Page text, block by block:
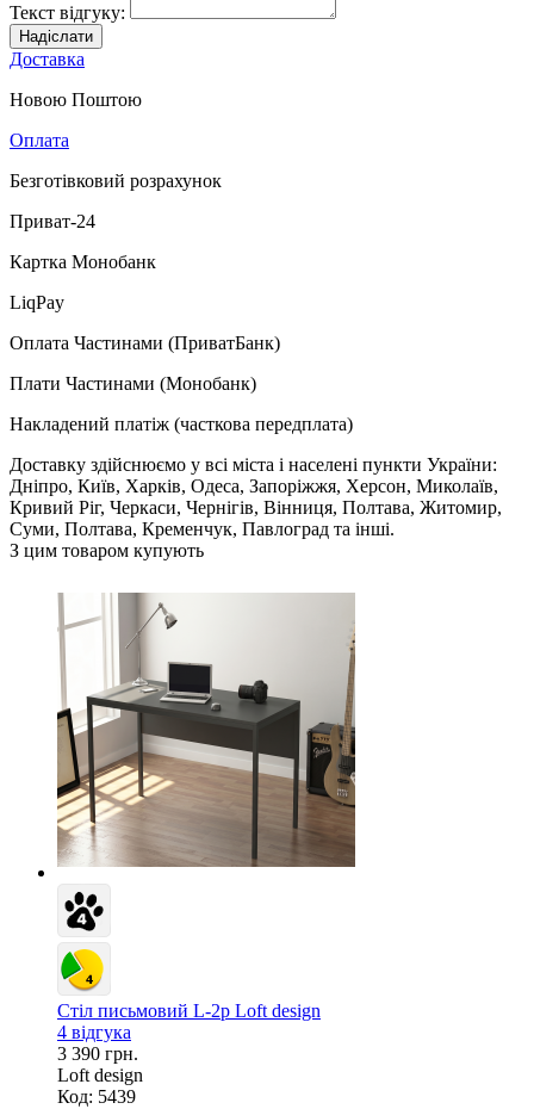
Текст відгуку:
Надіслати
Доставка
Новою Поштою
Оплата
Безготівковий розрахунок
Приват-24
Картка Монобанк
LiqPay
Оплата Частинами (ПриватБанк)
Плати Частинами (Монобанк)
Накладений платіж (часткова передплата)
Доставку здійснюємо у всі міста і населені пункти України:
Дніпро, Київ, Харків, Одеса, Запоріжжя, Херсон, Миколаїв,
Кривий Ріг, Черкаси, Чернігів, Вінниця, Полтава, Житомир,
Суми, Полтава, Кременчук, Павлоград та інші.
З цим товаром купують
Стіл письмовий L-2p Loft design
4 відгука
3 390 грн.
Loft design
Код: 5439